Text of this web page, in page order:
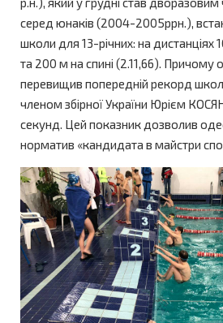
серед юнаків (2004-2005ррн.),
школи для 13-річних: на дистанціях
та 200 м на спині (2.11,66). Причому
перевищив попередній рекорд
членом збірної України Юрієм
секунд. Цей показник дозволив
норматив «кандидата в майстри